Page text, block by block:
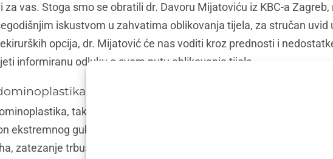
za vas. Stoga smo se obratili dr. Davoru Mijatoviću iz KBC-a
iskustvom u zahvatima oblikovanja tijela, za stručan uvid
opcija, dr. Mijatović će nas voditi kroz prednosti i
informiranu odluku o svom putu oblikovanja tijela.
(zatezanje trbuha)
također poznata kao zatezanje trbuha, jedan je od
ekstremnog gubitka težine. Ovaj postupak uključuje uklanjanje
zatezanje trbušnih mišića i pomicanje pupka. Abdominoplastika